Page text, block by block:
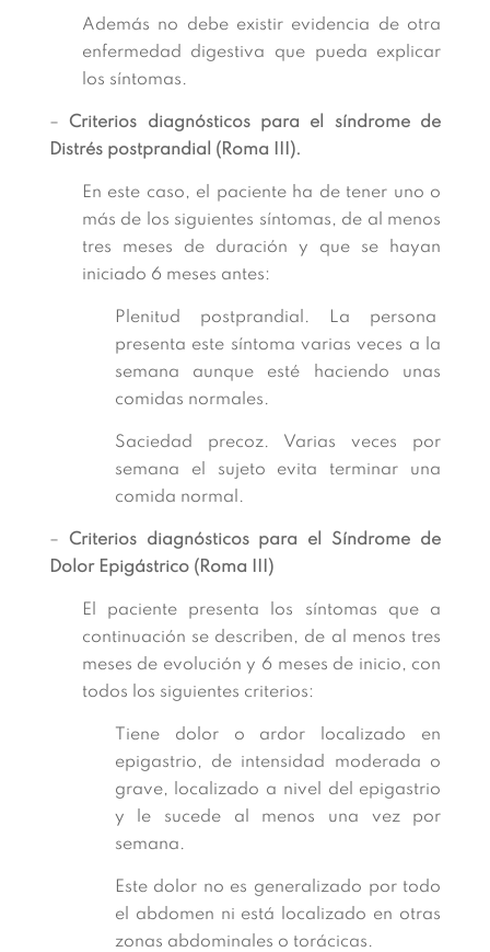
Además no debe existir evidencia de otra
enfermedad digestiva que pueda explicar
los síntomas.
– Criterios diagnósticos para el síndrome de
Distrés postprandial (Roma III).
En este caso, el paciente ha de tener uno o
más de los siguientes síntomas, de al menos
tres meses de duración y que se hayan
iniciado 6 meses antes:
Plenitud postprandial. La persona
presenta este síntoma varias veces a la
semana aunque esté haciendo unas
comidas normales.
Saciedad precoz. Varias veces por
semana el sujeto evita terminar una
comida normal.
– Criterios diagnósticos para el Síndrome de
Dolor Epigástrico (Roma III)
El paciente presenta los síntomas que a
continuación se describen, de al menos tres
meses de evolución y 6 meses de inicio, con
todos los siguientes criterios:
Tiene dolor o ardor localizado en
epigastrio, de intensidad moderada o
grave, localizado a nivel del epigastrio
y le sucede al menos una vez por
semana.
Este dolor no es generalizado por todo
el abdomen ni está localizado en otras
zonas abdominales o torácicas.